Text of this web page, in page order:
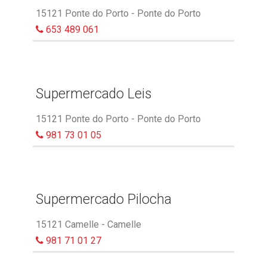
15121 Ponte do Porto - Ponte do Porto
653 489 061
Supermercado Leis
15121 Ponte do Porto - Ponte do Porto
981 73 01 05
Supermercado Pilocha
15121 Camelle - Camelle
981 71 01 27